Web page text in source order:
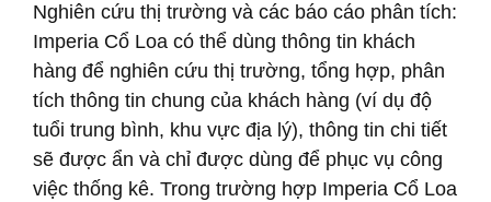
Nghiên cứu thị trường và các báo cáo phân tích:
Imperia Cổ Loa có thể dùng thông tin khách
hàng để nghiên cứu thị trường, tổng hợp, phân
tích thông tin chung của khách hàng (ví dụ độ
tuổi trung bình, khu vực địa lý), thông tin chi tiết
sẽ được ẩn và chỉ được dùng để phục vụ công
việc thống kê. Trong trường hợp Imperia Cổ Loa